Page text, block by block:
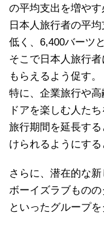
の平均支出を増やす
日本人旅行者の平
低く、6,400バーツ
そこで日本人旅行
もらえるよう促す。
特に、企業旅行や
ドアを楽しむ人た
旅行期間を延長す
けられるようにする
さらに、潜在的な新
ボーイズラブもの
といったグループを